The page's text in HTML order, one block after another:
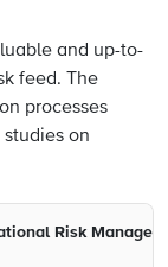
and up-to-
feed. The
processes
studies on
Risk